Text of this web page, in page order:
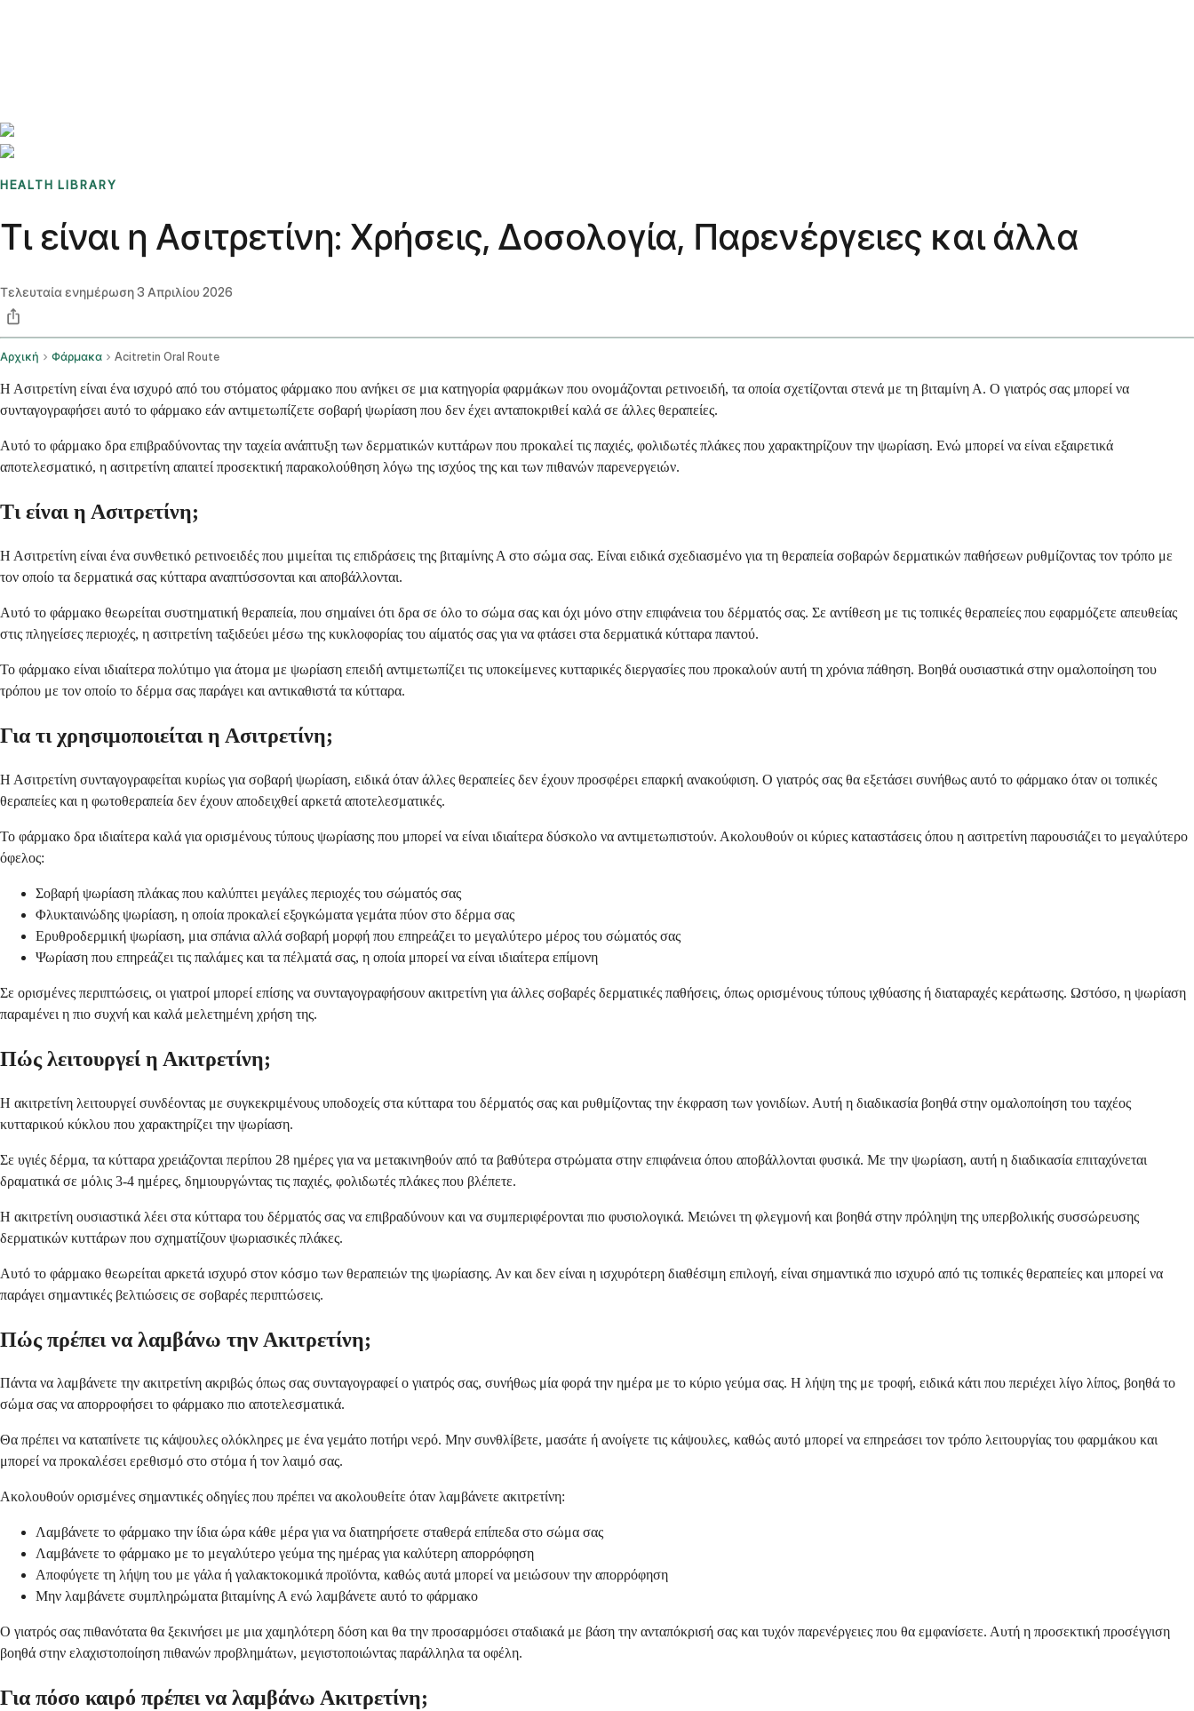
HEALTH LIBRARY
Τι είναι η Ασιτρετίνη: Χρήσεις, Δοσολογία, Παρενέργειες και άλλα
Τελευταία ενημέρωση3 Απριλίου 2026
Αρχική Φάρμακα Acitretin Oral Route
Η Ασιτρετίνη είναι ένα ισχυρό από του στόματος φάρμακο που ανήκει σε μια κατηγορία φαρμάκων που ονομάζονται ρετινοειδή, τα οποία σχετίζονται στενά με τη βιταμίνη Α. Ο γιατρός σας μπορεί να
συνταγογραφήσει αυτό το φάρμακο εάν αντιμετωπίζετε σοβαρή ψωρίαση που δεν έχει ανταποκριθεί καλά σε άλλες θεραπείες.
Αυτό το φάρμακο δρα επιβραδύνοντας την ταχεία ανάπτυξη των δερματικών κυττάρων που προκαλεί τις παχιές, φολιδωτές πλάκες που χαρακτηρίζουν την ψωρίαση. Ενώ μπορεί να είναι εξαιρετικά
αποτελεσματικό, η ασιτρετίνη απαιτεί προσεκτική παρακολούθηση λόγω της ισχύος της και των πιθανών παρενεργειών.
Τι είναι η Ασιτρετίνη;
Η Ασιτρετίνη είναι ένα συνθετικό ρετινοειδές που μιμείται τις επιδράσεις της βιταμίνης Α στο σώμα σας. Είναι ειδικά σχεδιασμένο για τη θεραπεία σοβαρών δερματικών παθήσεων ρυθμίζοντας τον τρόπο με
τον οποίο τα δερματικά σας κύτταρα αναπτύσσονται και αποβάλλονται.
Αυτό το φάρμακο θεωρείται συστηματική θεραπεία, που σημαίνει ότι δρα σε όλο το σώμα σας και όχι μόνο στην επιφάνεια του δέρματός σας. Σε αντίθεση με τις τοπικές θεραπείες που εφαρμόζετε απευθείας
στις πληγείσες περιοχές, η ασιτρετίνη ταξιδεύει μέσω της κυκλοφορίας του αίματός σας για να φτάσει στα δερματικά κύτταρα παντού.
Το φάρμακο είναι ιδιαίτερα πολύτιμο για άτομα με ψωρίαση επειδή αντιμετωπίζει τις υποκείμενες κυτταρικές διεργασίες που προκαλούν αυτή τη χρόνια πάθηση. Βοηθά ουσιαστικά στην ομαλοποίηση του
τρόπου με τον οποίο το δέρμα σας παράγει και αντικαθιστά τα κύτταρα.
Για τι χρησιμοποιείται η Ασιτρετίνη;
Η Ασιτρετίνη συνταγογραφείται κυρίως για σοβαρή ψωρίαση, ειδικά όταν άλλες θεραπείες δεν έχουν προσφέρει επαρκή ανακούφιση. Ο γιατρός σας θα εξετάσει συνήθως αυτό το φάρμακο όταν οι τοπικές
θεραπείες και η φωτοθεραπεία δεν έχουν αποδειχθεί αρκετά αποτελεσματικές.
Το φάρμακο δρα ιδιαίτερα καλά για ορισμένους τύπους ψωρίασης που μπορεί να είναι ιδιαίτερα δύσκολο να αντιμετωπιστούν. Ακολουθούν οι κύριες καταστάσεις όπου η ασιτρετίνη παρουσιάζει το μεγαλύτερο
όφελος:
Σοβαρή ψωρίαση πλάκας που καλύπτει μεγάλες περιοχές του σώματός σας
Φλυκταινώδης ψωρίαση, η οποία προκαλεί εξογκώματα γεμάτα πύον στο δέρμα σας
Ερυθροδερμική ψωρίαση, μια σπάνια αλλά σοβαρή μορφή που επηρεάζει το μεγαλύτερο μέρος του σώματός σας
Ψωρίαση που επηρεάζει τις παλάμες και τα πέλματά σας, η οποία μπορεί να είναι ιδιαίτερα επίμονη
Σε ορισμένες περιπτώσεις, οι γιατροί μπορεί επίσης να συνταγογραφήσουν ακιτρετίνη για άλλες σοβαρές δερματικές παθήσεις, όπως ορισμένους τύπους ιχθύασης ή διαταραχές κεράτωσης. Ωστόσο, η ψωρίαση
παραμένει η πιο συχνή και καλά μελετημένη χρήση της.
Πώς λειτουργεί η Ακιτρετίνη;
Η ακιτρετίνη λειτουργεί συνδέοντας με συγκεκριμένους υποδοχείς στα κύτταρα του δέρματός σας και ρυθμίζοντας την έκφραση των γονιδίων. Αυτή η διαδικασία βοηθά στην ομαλοποίηση του ταχέος
κυτταρικού κύκλου που χαρακτηρίζει την ψωρίαση.
Σε υγιές δέρμα, τα κύτταρα χρειάζονται περίπου 28 ημέρες για να μετακινηθούν από τα βαθύτερα στρώματα στην επιφάνεια όπου αποβάλλονται φυσικά. Με την ψωρίαση, αυτή η διαδικασία επιταχύνεται
δραματικά σε μόλις 3-4 ημέρες, δημιουργώντας τις παχιές, φολιδωτές πλάκες που βλέπετε.
Η ακιτρετίνη ουσιαστικά λέει στα κύτταρα του δέρματός σας να επιβραδύνουν και να συμπεριφέρονται πιο φυσιολογικά. Μειώνει τη φλεγμονή και βοηθά στην πρόληψη της υπερβολικής συσσώρευσης
δερματικών κυττάρων που σχηματίζουν ψωριασικές πλάκες.
Αυτό το φάρμακο θεωρείται αρκετά ισχυρό στον κόσμο των θεραπειών της ψωρίασης. Αν και δεν είναι η ισχυρότερη διαθέσιμη επιλογή, είναι σημαντικά πιο ισχυρό από τις τοπικές θεραπείες και μπορεί να
παράγει σημαντικές βελτιώσεις σε σοβαρές περιπτώσεις.
Πώς πρέπει να λαμβάνω την Ακιτρετίνη;
Πάντα να λαμβάνετε την ακιτρετίνη ακριβώς όπως σας συνταγογραφεί ο γιατρός σας, συνήθως μία φορά την ημέρα με το κύριο γεύμα σας. Η λήψη της με τροφή, ειδικά κάτι που περιέχει λίγο λίπος, βοηθά το
σώμα σας να απορροφήσει το φάρμακο πιο αποτελεσματικά.
Θα πρέπει να καταπίνετε τις κάψουλες ολόκληρες με ένα γεμάτο ποτήρι νερό. Μην συνθλίβετε, μασάτε ή ανοίγετε τις κάψουλες, καθώς αυτό μπορεί να επηρεάσει τον τρόπο λειτουργίας του φαρμάκου και
μπορεί να προκαλέσει ερεθισμό στο στόμα ή τον λαιμό σας.
Ακολουθούν ορισμένες σημαντικές οδηγίες που πρέπει να ακολουθείτε όταν λαμβάνετε ακιτρετίνη:
Λαμβάνετε το φάρμακο την ίδια ώρα κάθε μέρα για να διατηρήσετε σταθερά επίπεδα στο σώμα σας
Λαμβάνετε το φάρμακο με το μεγαλύτερο γεύμα της ημέρας για καλύτερη απορρόφηση
Αποφύγετε τη λήψη του με γάλα ή γαλακτοκομικά προϊόντα, καθώς αυτά μπορεί να μειώσουν την απορρόφηση
Μην λαμβάνετε συμπληρώματα βιταμίνης Α ενώ λαμβάνετε αυτό το φάρμακο
Ο γιατρός σας πιθανότατα θα ξεκινήσει με μια χαμηλότερη δόση και θα την προσαρμόσει σταδιακά με βάση την ανταπόκρισή σας και τυχόν παρενέργειες που θα εμφανίσετε. Αυτή η προσεκτική προσέγγιση
βοηθά στην ελαχιστοποίηση πιθανών προβλημάτων, μεγιστοποιώντας παράλληλα τα οφέλη.
Για πόσο καιρό πρέπει να λαμβάνω Ακιτρετίνη;